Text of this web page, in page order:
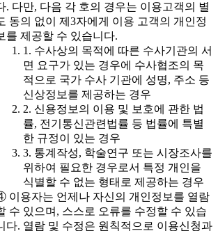
. 다만, 다음 각 호의 경우는 이용고객의 별
동의 없이 제3자에게 이용 고객의 개인정
를 제공할 수 있습니다.
1. 수사상의 목적에 따른 수사기관의 서
면 요구가 있는 경우에 수사협조의 목
적으로 국가 수사 기관에 성명, 주소 등
신상정보를 제공하는 경우
2. 신용정보의 이용 및 보호에 관한 법
률, 전기통신관련법률 등 법률에 특별
한 규정이 있는 경우
3. 통계작성, 학술연구 또는 시장조사를
위하여 필요한 경우로서 특정 개인을
식별할 수 없는 형태로 제공하는 경우
이용자는 언제나 자신의 개인정보를 열람
수 있으며, 스스로 오류를 수정할 수 있습
다. 열람 및 수정은 원칙적으로 이용신청과